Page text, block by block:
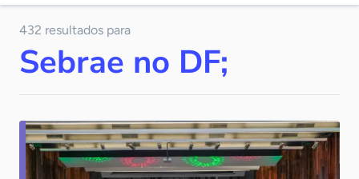
Notícias
432 resultados para
Sebrae no DF;